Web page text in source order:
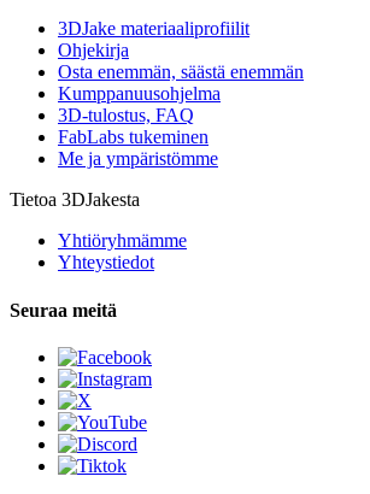
3DJake materiaaliprofiilit
Ohjekirja
Osta enemmän, säästä enemmän
Kumppanuusohjelma
3D-tulostus, FAQ
FabLabs tukeminen
Me ja ympäristömme
Tietoa 3DJakesta
Yhtiöryhmämme
Yhteystiedot
Seuraa meitä